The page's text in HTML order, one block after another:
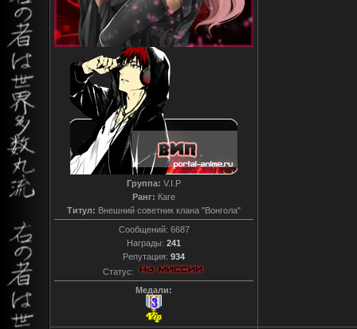
Группа: V.I.P
Ранг: Каге
Титул: Внешний советник клана "Вонгола"
Сообщений: 6687
Награды: 241
Репутация: 934
Статус:
Медали: